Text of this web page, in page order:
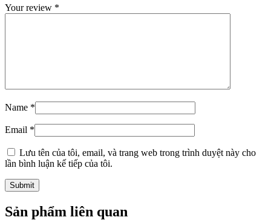
Your review *
Name *
Email *
Lưu tên của tôi, email, và trang web trong trình duyệt này cho
lần bình luận kế tiếp của tôi.
Sản phẩm liên quan